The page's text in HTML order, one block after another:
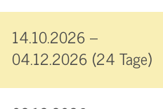
14.10.2026 –
04.12.2026 (24 Tage)